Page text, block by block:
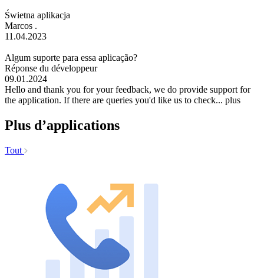
Świetna aplikacja
Marcos .
11.04.2023
Algum suporte para essa aplicação?
Réponse du développeur
09.01.2024
Hello and thank you for your feedback, we do provide support for
the application. If there are queries you'd like us to check... plus
Plus d’applications
Tout